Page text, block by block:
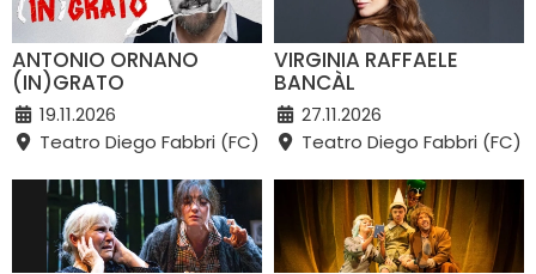
ANTONIO ORNANO
(IN)GRATO
19.11.2026
Teatro Diego Fabbri (FC)
VIRGINIA RAFFAELE
BANCÀL
27.11.2026
Teatro Diego Fabbri (FC)